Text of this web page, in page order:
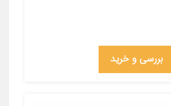
بررسی و خرید